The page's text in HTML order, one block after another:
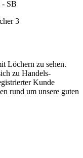
zu Handels-
Kunde
rund um unsere guten